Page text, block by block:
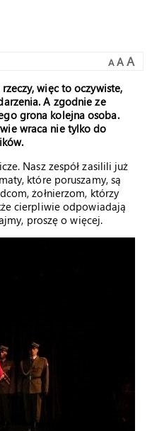
A A A
więc to oczywiste,
A zgodnie ze
grona kolejna osoba.
wraca nie tylko do
Nasz zespół zasilili już
które poruszamy, są
żołnierzom, którzy
cierpliwie odpowiadają
proszę o więcej.